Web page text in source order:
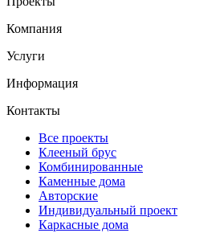
Компания
Услуги
Информация
Контакты
Все проекты
Клееный брус
Комбинированные
Каменные дома
Авторские
Индивидуальный проект
Каркасные дома